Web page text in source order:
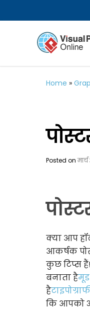
Home »
Posted on
क्या आप
आकर्षक
कुछ टिप्स
बनाता हैमूड
है
कि आपको